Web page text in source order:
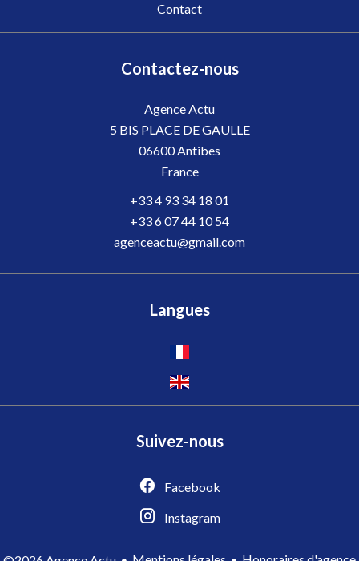
Contact
Contactez-nous
Agence Actu
5 BIS PLACE DE GAULLE
06600Antibes
France
+33 4 93 34 18 01
+33 6 07 44 10 54
agenceactu@gmail.com
Langues
Suivez-nous
Facebook
Instagram